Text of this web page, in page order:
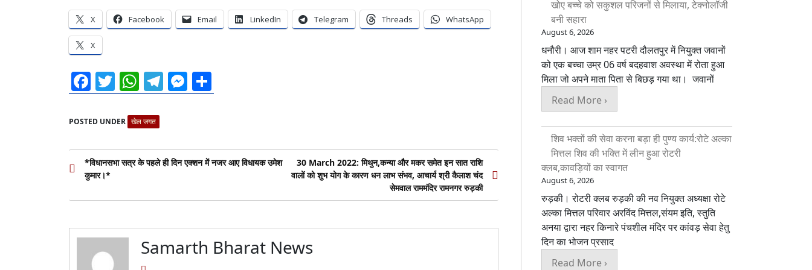
X Facebook Email LinkedIn Telegram Threads WhatsApp
X
Facebook
Twitter
WhatsApp
Telegram
Messenger
POSTED UNDER खेल जगत
Post
navigation
*विधानसभा सत्र के पहले ही दिन एक्शन में नजर आए विधायक उमेश
कुमार।*
30 March 2022: मिथुन,कन्या और मकर समेत इन सात राशि
वालों को शुभ योग के कारण धन लाभ संभव, आचार्य श्री कैलाश चंद
सेमवाल राममंदिर रामनगर रुड़की
Samarth Bharat News
खोए बच्चे को सकुशल परिजनों से मिलाया, टेक्नोलॉजी
बनी सहारा
August 6, 2026
धनौरी। आज शाम नहर पटरी दौलतपुर में नियुक्त जवानों
को एक बच्चा उम्र 06 वर्ष बदहवाश अवस्था में रोता हुआ
मिला जो अपने माता पिता से बिछड़ गया था। जवानों
Read More ›
शिव भक्तों की सेवा करना बड़ा ही पुण्य कार्य:रोटे अल्का
मित्तल शिव की भक्ति में लीन हुआ रोटरी
क्लब,कावड़ियों का स्वागत
August 6, 2026
रुड़की। रोटरी क्लब रुड़की की नव नियुक्त अध्यक्षा रोटे
अल्का मित्तल परिवार अरविंद मित्तल,संयम इति, स्तुति
अनया द्वारा नहर किनारे पंचशील मंदिर पर कांवड़ सेवा‌ हेतु
दिन का भोजन प्रसाद
Read More ›